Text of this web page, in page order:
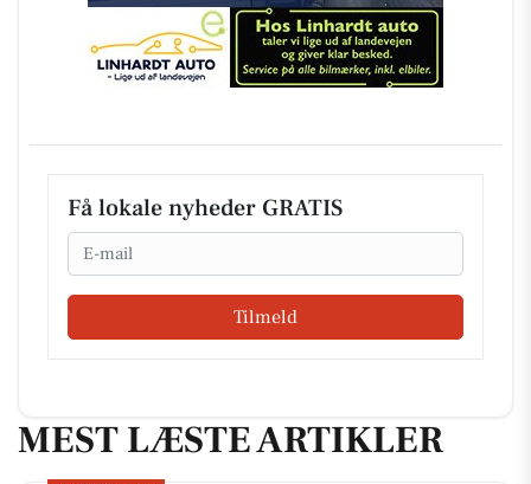
Få lokale nyheder GRATIS
Email
Tilmeld
MEST LÆSTE ARTIKLER